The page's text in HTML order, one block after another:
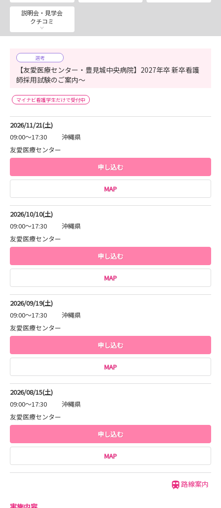
※詳しくはお募集要項をご確認ください
ーーーーーーーー
8月15日(土)
9月19日(土)
11月21日(土)
【場所】友愛医療センター ☎️098−850−3811
〒901−0224 沖縄県豊見城市字与根50番地212
【時間】
ーーーーーーーー
◆◆◆夏休み緊急企画！病院見学会開催◆◆◆
施設見学や病棟の様子、普段は入れない所もみれちゃうか
も？
お友達同士も大歓迎♫日時調整できますので、まずはお問
い合わせくださいねヽ(=´▽`=)ノ
8月9日(日) マイナビ就職セミナー＠沖縄空手会館へ参加
予定です！
会場で見学・インターンシップの申込みできますので、お
気軽にお声掛けくださいね♫
【Instagramやってます！】
友愛医療センター／豊見城中央病院 両看護部の
Instagramがあります！
両病院の日常だったり、イベント、病棟の様子や働く看護
師さんの雰囲気を届けしています！
【LINE始めました！】
お問合せや、確認がございましたら
見学について聞いてみたい、、ここを知りたい、、等々
お気軽にお問合せください♪
説明会・見学会
クチコミ
選考
【友愛医療センター・豊見城中央病院】2027年卒 新卒看護
師採用試験のご案内～
マイナビ看護学生だけで受付中
2026/11/21(土)
09:00～17:30
沖縄県
友愛医療センター
申し込む
MAP
2026/10/10(土)
09:00～17:30
沖縄県
友愛医療センター
申し込む
MAP
2026/09/19(土)
09:00～17:30
沖縄県
友愛医療センター
申し込む
MAP
2026/08/15(土)
09:00～17:30
沖縄県
友愛医療センター
申し込む
MAP
路線案内